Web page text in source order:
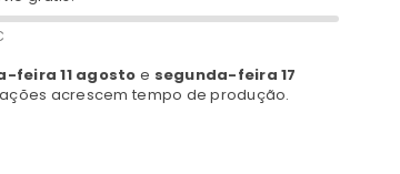
feira 11 agosto e segunda-feira 17
acrescem tempo de produção.